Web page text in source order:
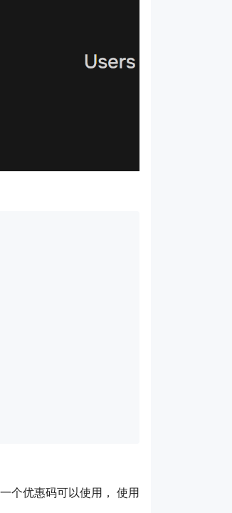
个优惠码可以使用， 使用